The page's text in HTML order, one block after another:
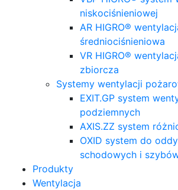
niskociśnieniowej
AR HIGRO®
średniociśnieniowa
VR HIGRO®
zbiorcza
Systemy wentylacji
EXIT.GP system
podziemnych
AXIS.ZZ system
OXID system do
schodowych i
Produkty
Wentylacja